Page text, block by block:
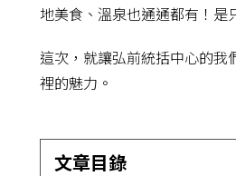
地美食、溫泉也通通都有！是
這次，就讓弘前統括中心的
裡的魅力。
文章目錄